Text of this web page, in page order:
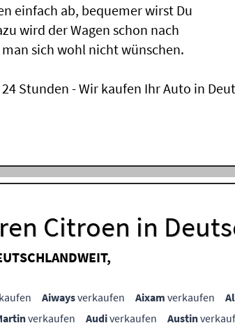
einfach ab, bequemer wirst Du
wird der Wagen schon nach
sich wohl nicht wünschen.
Stunden - Wir kaufen Ihr Auto in
Citroen in
Aiwaysverkaufen Aixam verkaufen
verkaufen Audiverkaufen Austin